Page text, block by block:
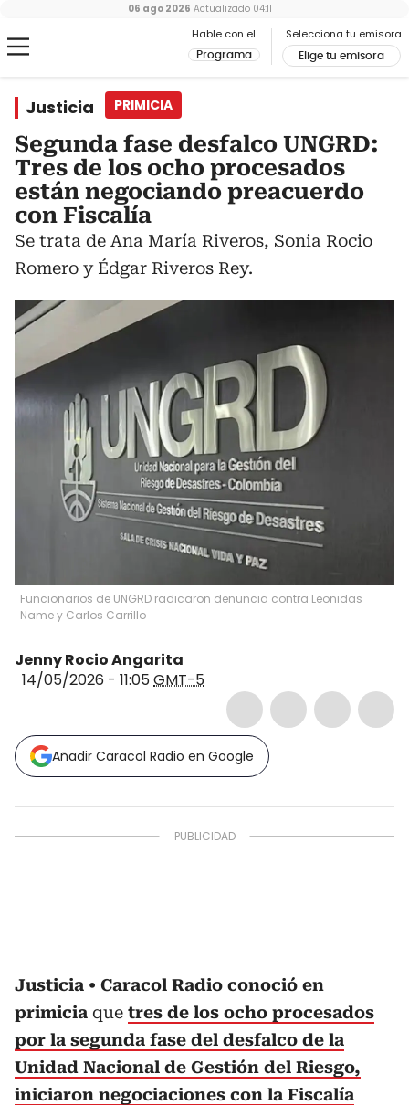
Hable con el
Programa
Selecciona tu emisora
Elige tu emisora
06 ago 2026 Actualizado 04:11
Justicia PRIMICIA
Segunda fase desfalco UNGRD:
Tres de los ocho procesados
están negociando preacuerdo
con Fiscalía
Se trata de Ana María Riveros, Sonia Rocio
Romero y Édgar Riveros Rey.
Funcionarios de UNGRD radicaron denuncia contra Leonidas
Name y Carlos Carrillo
Jenny Rocio Angarita
14/05/2026 - 11:05GMT-5
Añadir Caracol Radio en Google
Justicia
Caracol Radio conoció en
primicia que tres de los ocho procesados
por la segunda fase del desfalco de la
Unidad Nacional de Gestión del Riesgo,
iniciaron negociaciones con la Fiscalía